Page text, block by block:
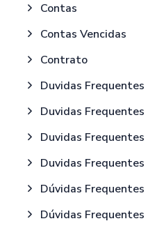
Contas
Contas Vencidas
Contrato
Duvidas Frequentes
Duvidas Frequentes
Duvidas Frequentes
Duvidas Frequentes
Dúvidas Frequentes
Dúvidas Frequentes